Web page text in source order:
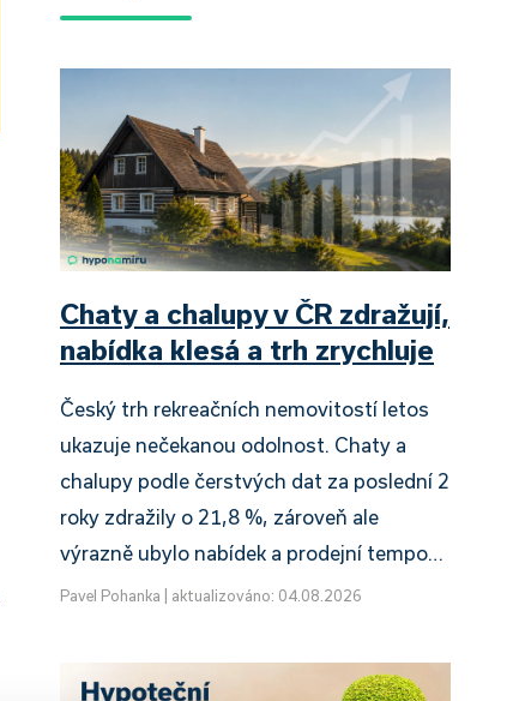
Chaty a chalupy v ČR zdražují,
nabídka klesá a trh zrychluje
Český trh rekreačních nemovitostí letos
ukazuje nečekanou odolnost. Chaty a
chalupy podle čerstvých dat za poslední 2
roky zdražily o 21,8 %, zároveň ale
výrazně ubylo nabídek a prodejní tempo…
Pavel Pohanka aktualizováno: 04.08.2026